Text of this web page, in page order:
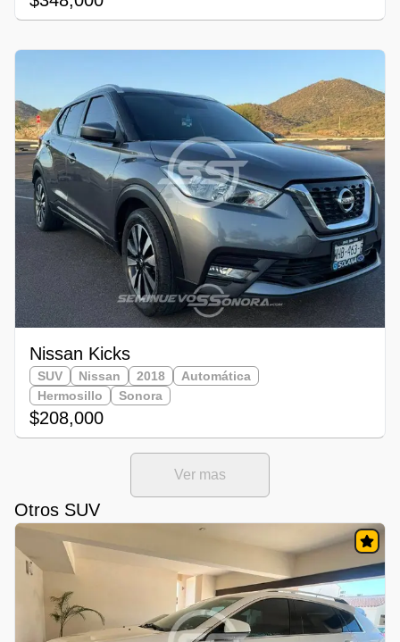
Nissan Kicks
SUV Nissan 2018
Automática
Hermosillo
Sonora
$208,000
Ver mas
Otros SUV